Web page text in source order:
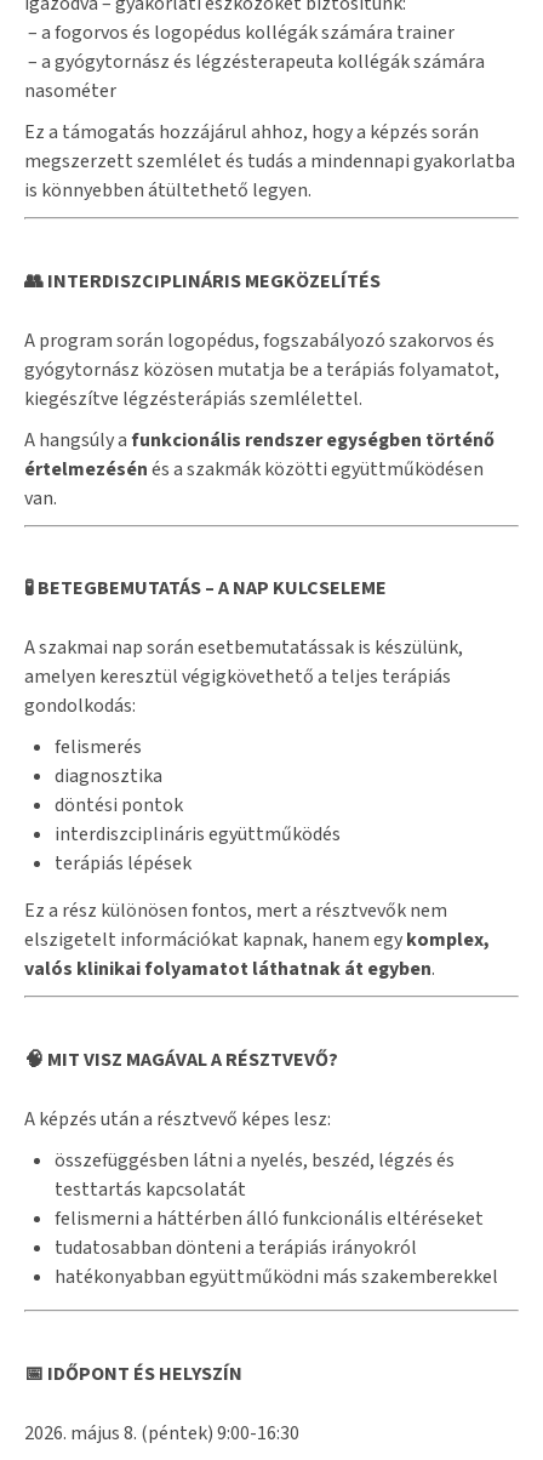
– a fogorvos és logopédus kollégák számára trainer
– a gyógytornász és légzésterapeuta kollégák számára
nasométer
Ez a támogatás hozzájárul ahhoz, hogy a képzés során
megszerzett szemlélet és tudás a mindennapi gyakorlatba
is könnyebben átültethető legyen.
👥 INTERDISZCIPLINÁRIS MEGKÖZELÍTÉS
A program során logopédus, fogszabályozó szakorvos és
gyógytornász közösen mutatja be a terápiás folyamatot,
kiegészítve légzésterápiás szemlélettel.
A hangsúly afunkcionális rendszer egységben történő
értelmezésénés a szakmák közötti együttműködésen
van.
🧪 BETEGBEMUTATÁS – A NAP KULCSELEME
A szakmai nap során esetbemutatássak is készülünk,
amelyen keresztül végigkövethető a teljes terápiás
gondolkodás:
felismerés
diagnosztika
döntési pontok
interdiszciplináris együttműködés
terápiás lépések
Ez a rész különösen fontos, mert a résztvevők nem
elszigetelt információkat kapnak, hanem egykomplex,
valós klinikai folyamatot láthatnak át egyben.
🧠 MIT VISZ MAGÁVAL A RÉSZTVEVŐ?
A képzés után a résztvevő képes lesz:
összefüggésben látni a nyelés, beszéd, légzés és
testtartás kapcsolatát
felismerni a háttérben álló funkcionális eltéréseket
tudatosabban dönteni a terápiás irányokról
hatékonyabban együttműködni más szakemberekkel
📅 IDŐPONT ÉS HELYSZÍN
2026. május 8. (péntek) 9:00-16:30